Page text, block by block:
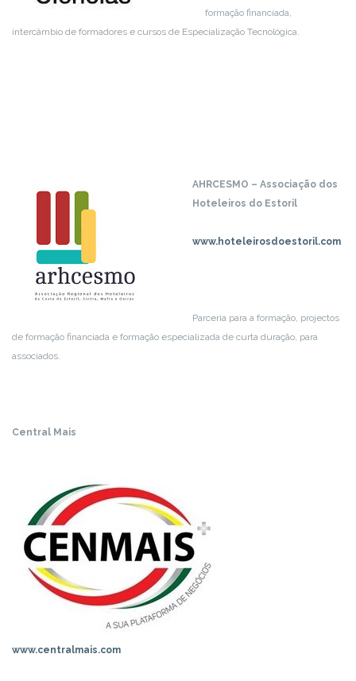
formação financiada,
intercâmbio de formadores e cursos de Especialização Tecnológica.
AHRCESMO – Associação dos
Hoteleiros do Estoril
www.hoteleirosdoestoril.com
Parceria para a formação, projectos
de formação financiada e formação especializada de curta duração, para
associados.
Central Mais
www.centralmais.com